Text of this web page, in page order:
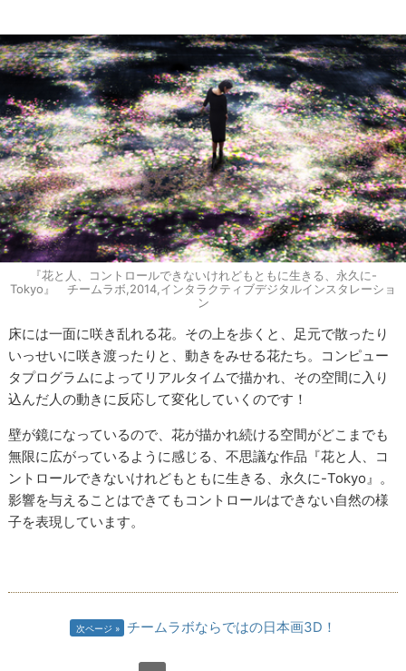
『花と人、コントロールできないけれどもともに生きる、永久に-
Tokyo』 チームラボ,2014,インタラクティブデジタルインスタレーショ
ン
床には一面に咲き乱れる花。その上を歩くと、足元で散ったり
いっせいに咲き渡ったりと、動きをみせる花たち。コンピュー
タプログラムによってリアルタイムで描かれ、その空間に入り
込んだ人の動きに反応して変化していくのです！
壁が鏡になっているので、花が描かれ続ける空間がどこまでも
無限に広がっているように感じる、不思議な作品『花と人、コ
ントロールできないけれどもともに生きる、永久に-Tokyo』。
影響を与えることはできてもコントロールはできない自然の様
子を表現しています。
次ページ チームラボならではの日本画3D！